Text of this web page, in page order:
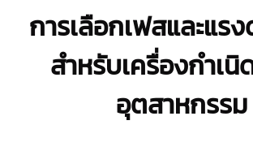
การเลือกเฟสและแร
สำหรับเครื่องกำเนิ
อุตสาหกรรม